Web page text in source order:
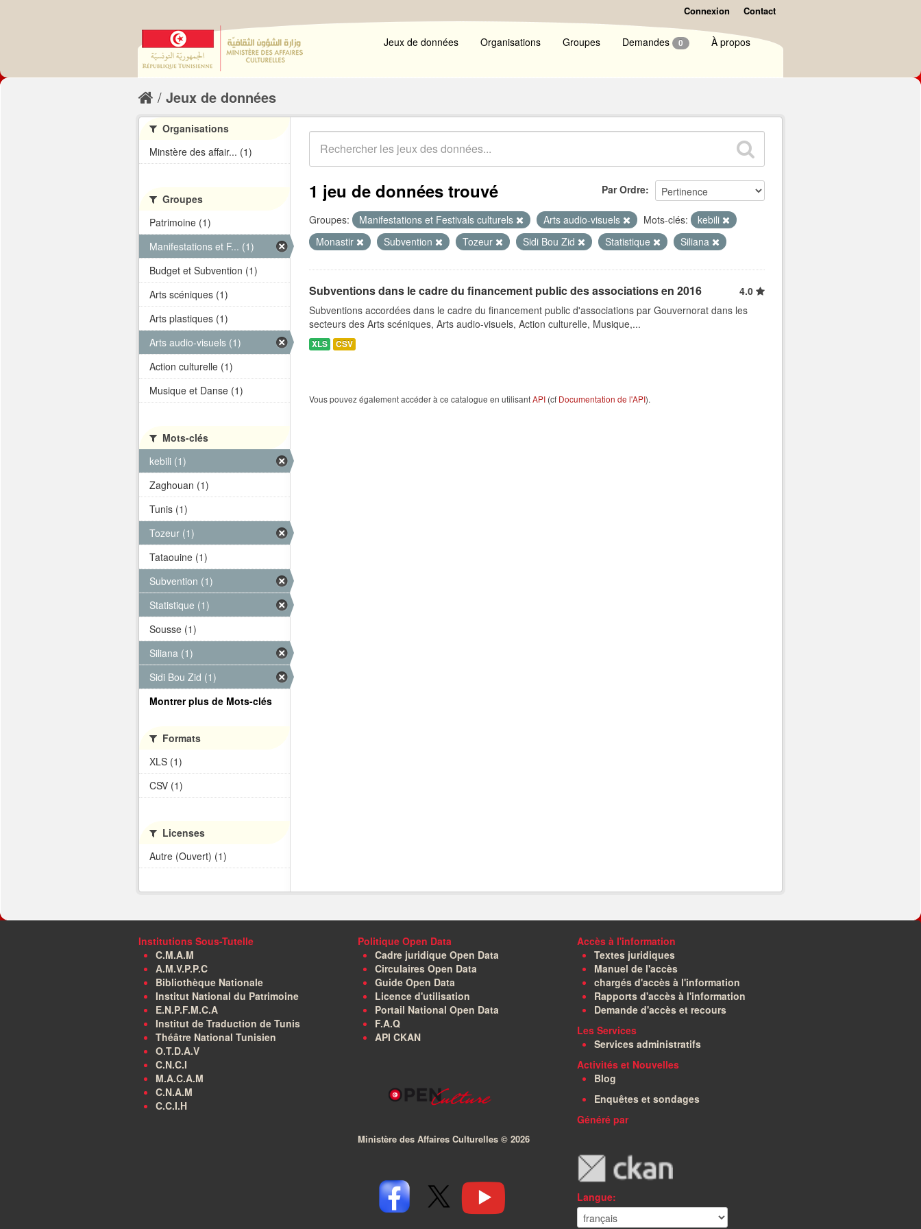
Connexion Contact
Jeux de données Organisations Groupes Demandes 0 À propos
Jeux de données
Par Ordre
1 jeu de données trouvé
Groupes: Manifestations et Festivals culturels Arts audio-visuels Mots-clés:
kebili
Monastir
Subvention Tozeur Sidi Bou Zid Statistique Siliana
Subventions dans le cadre du financement public des associations en 2016
4.0
Subventions accordées dans le cadre du financement public d'associations par Gouvernorat dans les
secteurs des Arts scéniques, Arts audio-visuels, Action culturelle, Musique,...
XLS CSV
Vous pouvez également accéder à ce catalogue en utilisantAPI (cf Documentation de l'API).
Organisations
Minstère des affair... (1)
Groupes
Patrimoine (1)
Manifestations et F... (1)
Budget et Subvention (1)
Arts scéniques (1)
Arts plastiques (1)
Arts audio-visuels (1)
Action culturelle (1)
Musique et Danse (1)
Mots-clés
kebili (1)
Zaghouan (1)
Tunis (1)
Tozeur (1)
Tataouine (1)
Subvention (1)
Statistique (1)
Sousse (1)
Siliana (1)
Sidi Bou Zid (1)
Montrer plus de Mots-clés
Formats
XLS (1)
CSV (1)
Licenses
Autre (Ouvert) (1)
Institutions Sous-Tutelle
C.M.A.M
A.M.V.P.P.C
Bibliothèque Nationale
Institut National du Patrimoine
E.N.P.F.M.C.A
Institut de Traduction de Tunis
Théâtre National Tunisien
O.T.D.A.V
C.N.C.I
M.A.C.A.M
C.N.A.M
C.C.I.H
Politique Open Data
Cadre juridique Open Data
Circulaires Open Data
Guide Open Data
Licence d'utilisation
Portail National Open Data
F.A.Q
API CKAN
Ministère des Affaires Culturelles © 2026
Accès à l'information
Textes juridiques
Manuel de l'accès
chargés d'accès à l'information
Rapports d'accès à l'information
Demande d'accès et recours
Les Services
Services administratifs
Activités et Nouvelles
Blog
Enquêtes et sondages
Généré par
Langue